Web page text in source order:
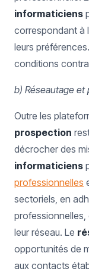
informaticiens
correspondant à
leurs
conditions
b) Réseautage et
Outre les
prospection
décrocher des
informaticiens
professionnelles
sectoriels, en
professionnelles,
leur réseau. Le
opportunités de
aux contacts